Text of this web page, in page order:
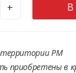
+ В
территории РМ
приобретены в